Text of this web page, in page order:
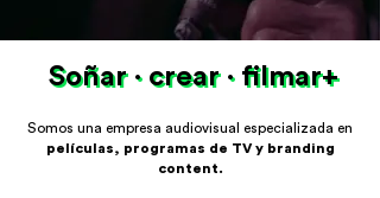
Somos una empresa audiovisual especializada en
películas, programas de TV y branding
content.
Soñar · crear · filmar+
Soñar · crear · filmar+